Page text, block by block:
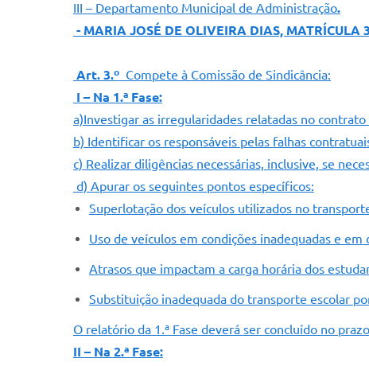
III – Departamento Municipal de Administração.
- MARIA JOSÉ DE OLIVEIRA DIAS, MATRÍCULA
Art. 3.º Compete à Comissão de Sindicância:
I – Na 1.ª Fase:
a)Investigar as irregularidades relatadas no
b) Identificar os responsáveis pelas falhas
c) Realizar diligências necessárias, inclusive, se
d) Apurar os seguintes pontos específicos:
Superlotação dos veículos utilizados no
Uso de veículos em condições inadequadas e
Atrasos que impactam a carga horária dos
Substituição inadequada do transporte escolar
O relatório da 1.ª Fase deverá ser concluído no
II – Na 2.ª Fase: